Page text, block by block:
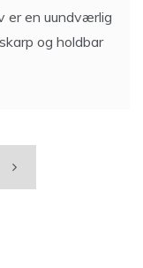
er en uundværlig
og holdbar